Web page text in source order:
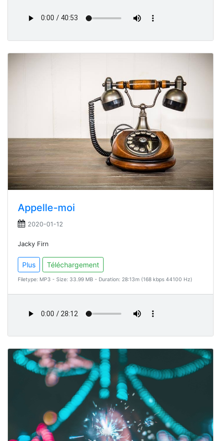
Appelle-moi
2020-01-12
Jacky Firn
Plus Téléchargement
Filetype: MP3 - Size: 33.99 MB - Duration: 28:13m (168 kbps 44100 Hz)